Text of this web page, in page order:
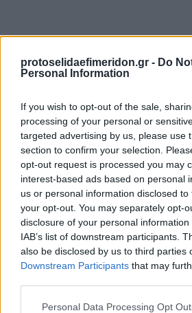
protoselidaefimeridon.gr - Do
Personal Information
If you wish to opt-out of the sale,
processing of your personal or
targeted advertising by us, please use
section to confirm your selection.
opt-out request is processed you may
interest-based ads based on personal
us or personal information disclosed
your opt-out. You may separately opt-
disclosure of your personal
IAB’s list of downstream participants.
also be disclosed by us to third parties
Downstream Participants that may
Please note that this website/app uses
Personal Data Processing Opt
Προηγούμενη
Απογευματινή
Εφημερίδα